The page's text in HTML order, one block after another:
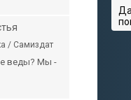
/ Самиздат
веды? Мы -